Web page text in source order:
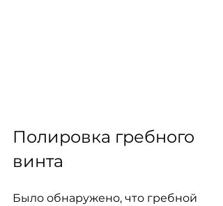
Полировка гребного
винта
Было обнаружено, что гребной